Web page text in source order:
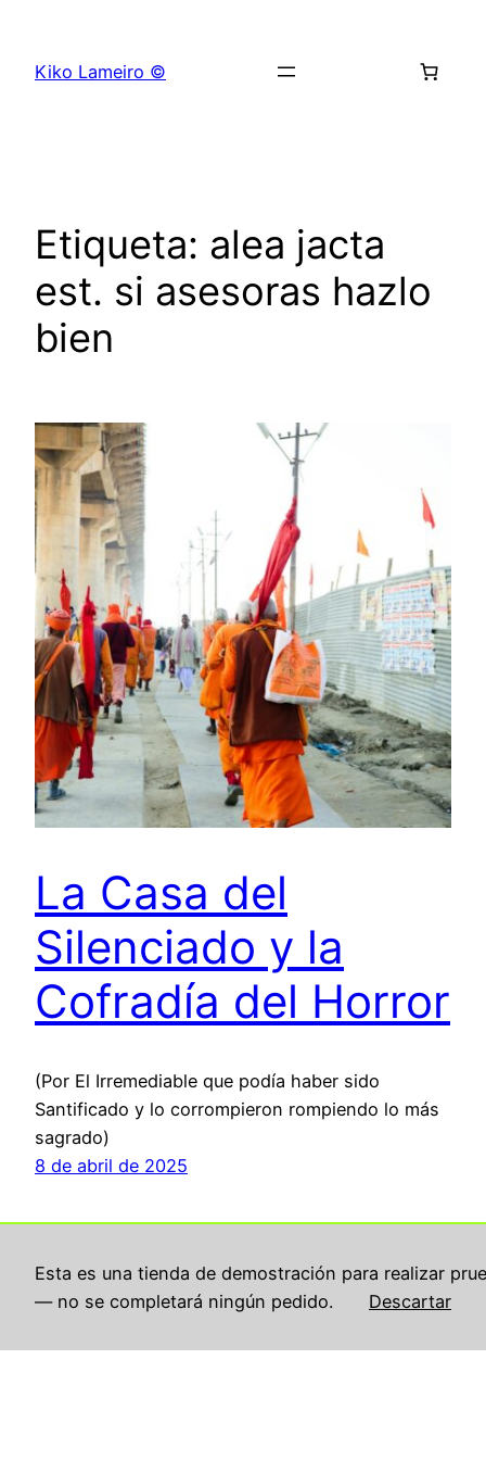
Esta es una tienda de demostración para realizar
— no se completará ningún pedido.
Descartar
contenido
Kiko Lameiro ©
Etiqueta: alea jacta
est. si asesoras hazlo
bien
La Casa del
Silenciado y la
Cofradía del Horror
(Por El Irremediable que podía haber sido
Santificado y lo corrompieron rompiendo lo más
sagrado)
8 de abril de 2025
licensed underCreative Commons Attribution-